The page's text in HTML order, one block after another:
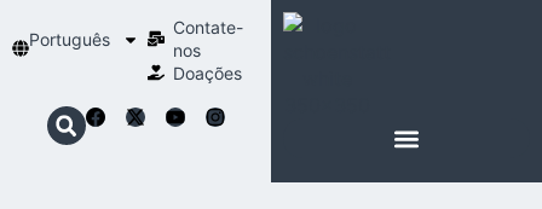
Português
Contate-
nos
Doações